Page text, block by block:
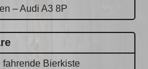
– Audi A3 8P
fahrende Bierkiste